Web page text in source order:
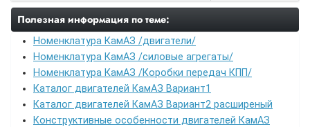
Полезная информация по теме:
Номенклатура КамАЗ /двигатели/
Номенклатура КамАЗ /силовые агрегаты/
Номенклатура КамАЗ /Коробки передач КПП/
Каталог двигателей КамАЗ Вариант1
Каталог двигателей КамАЗ Вариант2 расширеный
Конструктивные особенности двигателей КамАЗ